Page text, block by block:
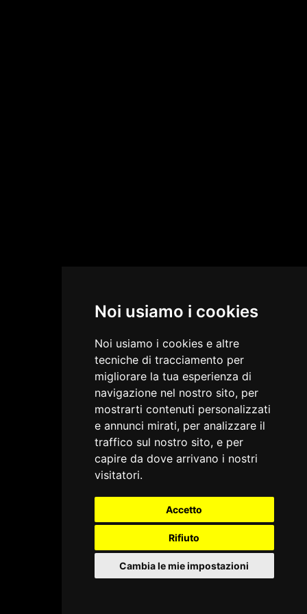
Noi usiamo i cookies
Noi usiamo i cookies e altre
tecniche di tracciamento per
migliorare la tua esperienza di
navigazione nel nostro sito, per
mostrarti contenuti personalizzati
e annunci mirati, per analizzare il
traffico sul nostro sito, e per
capire da dove arrivano i nostri
visitatori.
Accetto
Rifiuto
Cambia le mie impostazioni